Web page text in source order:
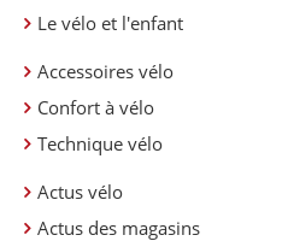
Le vélo et l'enfant
Accessoires vélo
Confort à vélo
Technique vélo
Actus vélo
Actus des magasins